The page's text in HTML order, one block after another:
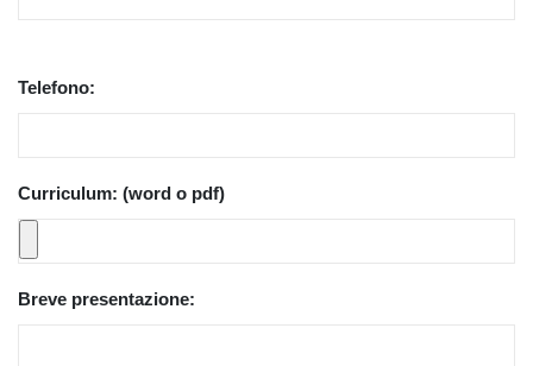
Telefono:
Curriculum: (word o pdf)
Breve presentazione: